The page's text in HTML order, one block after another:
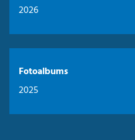
2026
Fotoalbums
2025